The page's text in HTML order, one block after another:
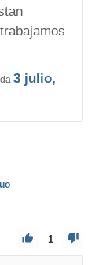
3 julio,
1